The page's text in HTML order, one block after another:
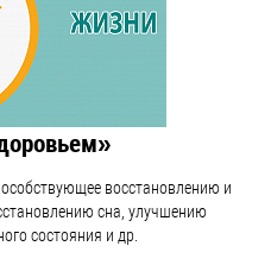
восстановлению и
сна, улучшению
состояния и др.